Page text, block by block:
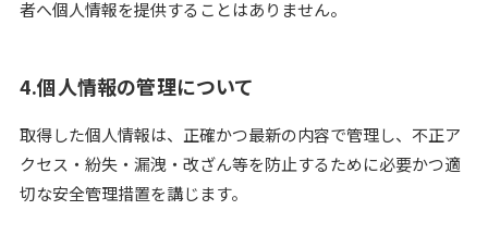
者へ個人情報を提供することはありません。
4.個人情報の管理について
取得した個人情報は、正確かつ最新の内容で管理し、不正ア
クセス・紛失・漏洩・改ざん等を防止するために必要かつ適
切な安全管理措置を講じます。